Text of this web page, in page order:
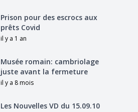
Prison pour des escrocs aux
prêts Covid
il y a 1 an
Musée romain: cambriolage
juste avant la fermeture
il y a 8 mois
Les Nouvelles VD du 15.09.10